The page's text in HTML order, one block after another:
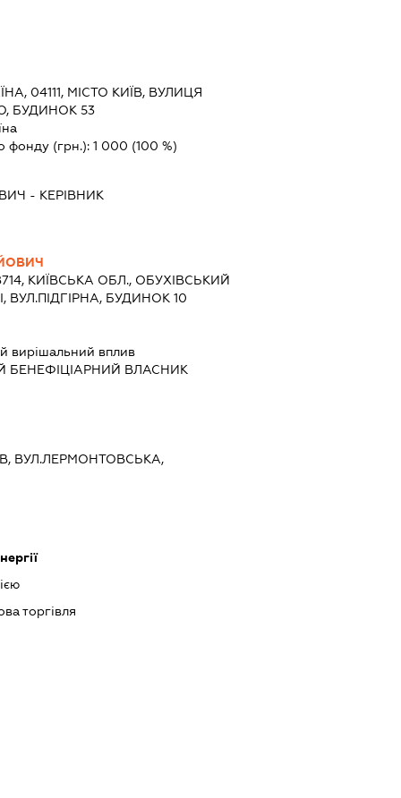
04111, МІСТО КИЇВ, ВУЛИЦЯ
БУДИНОК 53
фонду (грн.): 1 000 (100 %)
- КЕРІВНИК
КИЇВСЬКА ОБЛ., ОБУХІВСЬКИЙ
ВУЛ.ПІДГІРНА, БУДИНОК 10
вирішальний вплив
БЕНЕФІЦІАРНИЙ ВЛАСНИК
ВУЛ.ЛЕРМОНТОВСЬКА,
торгівля